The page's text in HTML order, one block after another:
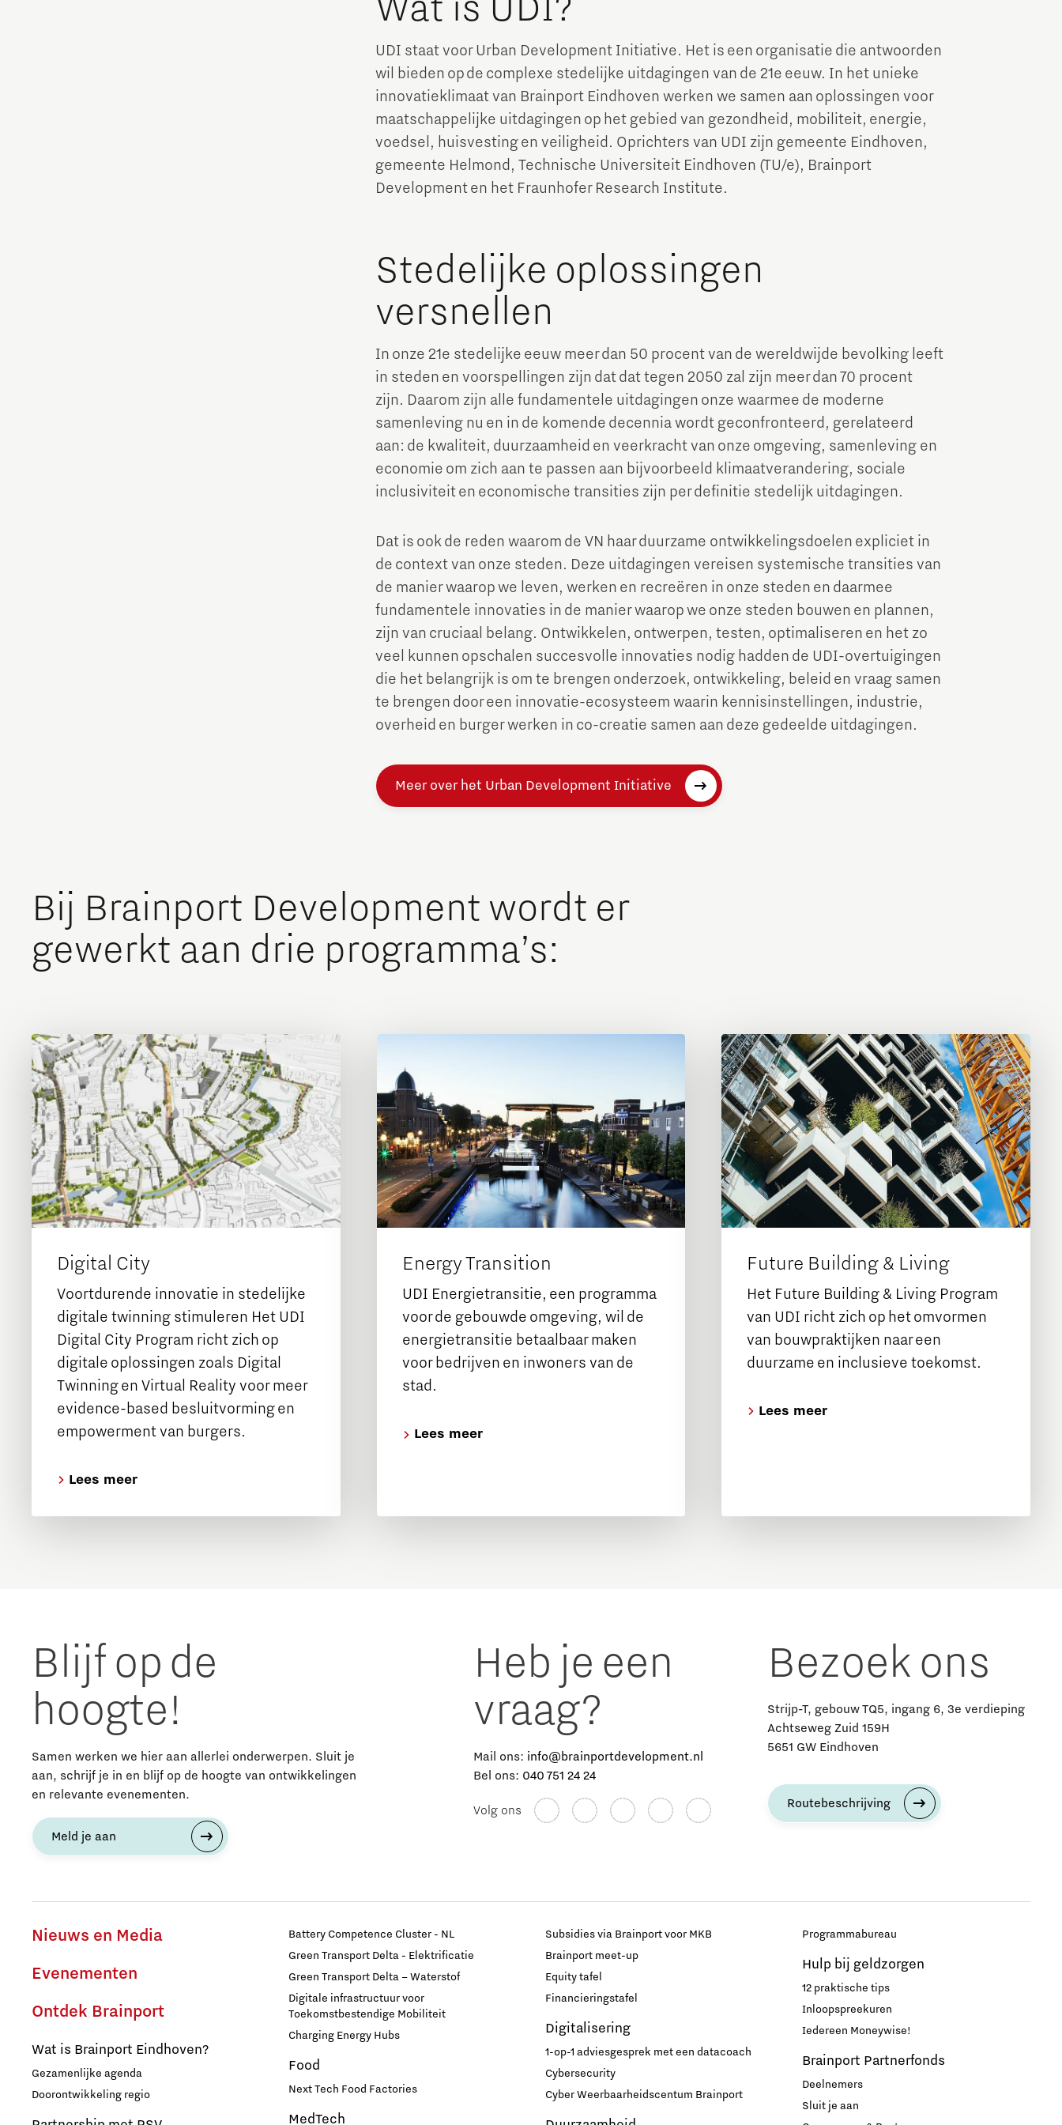
High Tech Campus Eindhoven
Strijp District
TU/e Campus
Micro and nano electronics Food
Wat is UDI?
UDI staat voor Urban Development Initiative. Het is een organisatie die antwoorden
wil bieden op de complexe stedelijke uitdagingen van de 21e eeuw. In het unieke
innovatieklimaat van Brainport Eindhoven werken we samen aan oplossingen voor
maatschappelijke uitdagingen op het gebied van gezondheid, mobiliteit, energie,
voedsel, huisvesting en veiligheid. Oprichters van UDI zijn gemeente Eindhoven,
gemeente Helmond, Technische Universiteit Eindhoven (TU/e), Brainport
Development en het Fraunhofer Research Institute.
Stedelijke oplossingen
versnellen
In onze 21e stedelijke eeuw meer dan 50 procent van de wereldwijde bevolking leeft
in steden en voorspellingen zijn dat dat tegen 2050 zal zijn meer dan 70 procent
zijn. Daarom zijn alle fundamentele uitdagingen onze waarmee de moderne
samenleving nu en in de komende decennia wordt geconfronteerd, gerelateerd
aan: de kwaliteit, duurzaamheid en veerkracht van onze omgeving, samenleving en
economie om zich aan te passen aan bijvoorbeeld klimaatverandering, sociale
inclusiviteit en economische transities zijn per definitie stedelijk uitdagingen.
Dat is ook de reden waarom de VN haar duurzame ontwikkelingsdoelen expliciet in
de context van onze steden. Deze uitdagingen vereisen systemische transities van
de manier waarop we leven, werken en recreëren in onze steden en daarmee
fundamentele innovaties in de manier waarop we onze steden bouwen en plannen,
zijn van cruciaal belang. Ontwikkelen, ontwerpen, testen, optimaliseren en het zo
veel kunnen opschalen succesvolle innovaties nodig hadden de UDI-overtuigingen
die het belangrijk is om te brengen onderzoek, ontwikkeling, beleid en vraag samen
te brengen door een innovatie-ecosysteem waarin kennisinstellingen, industrie,
overheid en burger werken in co-creatie samen aan deze gedeelde uitdagingen.
Meer over het Urban Development Initiative
Bij Brainport Development wordt er
gewerkt aan drie programma’s:
Digital City
Voortdurende innovatie in stedelijke
digitale twinning stimuleren Het UDI
Digital City Program richt zich op
digitale oplossingen zoals Digital
Twinning en Virtual Reality voor meer
evidence-based besluitvorming en
empowerment van burgers.
Lees meer
Energy Transition
UDI Energietransitie, een programma
voor de gebouwde omgeving, wil de
energietransitie betaalbaar maken
voor bedrijven en inwoners van de
stad.
Lees meer
Future Building & Living
Het Future Building & Living Program
van UDI richt zich op het omvormen
van bouwpraktijken naar een
duurzame en inclusieve toekomst.
Lees meer
Blijf op de
hoogte!
Samen werken we hier aan allerlei onderwerpen. Sluit je
aan, schrijf je in en blijf op de hoogte van ontwikkelingen
en relevante evenementen.
Meld je aan
Heb je een
vraag?
Mail ons: info@brainportdevelopment.nl
Bel ons: 040 751 24 24
Volg ons
Bezoek ons
Strijp-T, gebouw TQ5, ingang 6, 3e verdieping
Achtseweg Zuid 159H
5651 GW Eindhoven
Routebeschrijving
Nieuws en Media
Evenementen
Ontdek Brainport
Wat is Brainport Eindhoven?
Gezamenlijke agenda
Doorontwikkeling regio
Battery Competence Cluster - NL
Green Transport Delta - Elektrificatie
Green Transport Delta – Waterstof
Digitale infrastructuur voor
Toekomstbestendige Mobiliteit
Charging Energy Hubs
Food
Next Tech Food Factories
MedTech
Subsidies via Brainport voor MKB
Brainport meet-up
Equity tafel
Financieringstafel
Digitalisering
1-op-1 adviesgesprek met een datacoach
Cybersecurity
Cyber Weerbaarheidscentum Brainport
Programmabureau
Hulp bij geldzorgen
12 praktische tips
Inloopspreekuren
Iedereen Moneywise!
Brainport Partnerfonds
Deelnemers
Sluit je aan